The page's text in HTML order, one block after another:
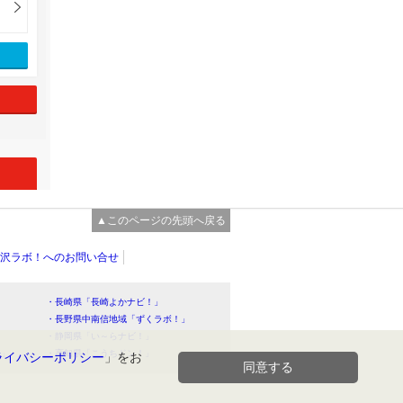
▲このページの先頭へ戻る
ラボ！へのお問い合せ
・長崎県「長崎よかナビ！」
・長野県中南信地域「ずくラボ！」
・高知県「こうちドン！」
イバシーポリシー 」をお
同意する